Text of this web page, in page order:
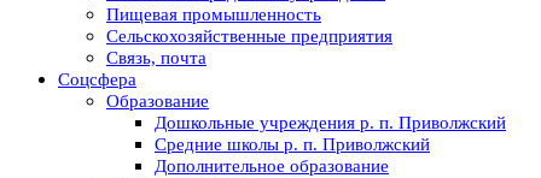
Пищевая промышленность
Сельскохозяйственные предприятия
Связь, почта
Соцсфера
Образование
Дошкольные учреждения р. п. Приволжский
Средние школы р. п. Приволжский
Дополнительное образование